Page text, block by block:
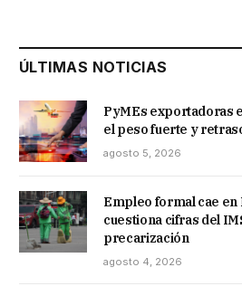
ÚLTIMAS NOTICIAS
PyMEs exportadoras
el peso fuerte y
agosto 5, 2026
Empleo formal cae en
cuestiona cifras del
precarización
agosto 4, 2026